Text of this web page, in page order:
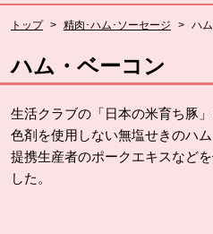
トップ > 精肉･ハム･ソーセージ > ハ
ハム・ベーコン
生活クラブの「日本の米育ち豚
色剤を使用しない無塩せきのハ
提携生産者のポークエキスなど
した。